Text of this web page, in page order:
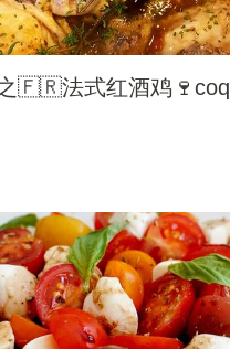
🇫🇷法式红酒鸡🍷coq